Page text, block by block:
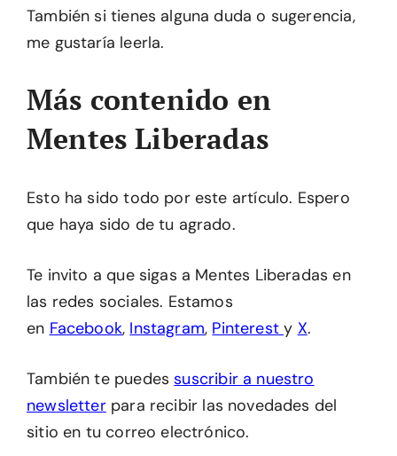
También si tienes alguna duda o sugerencia,
me gustaría leerla.
Más contenido en
Mentes Liberadas
Esto ha sido todo por este artículo. Espero
que haya sido de tu agrado.
Te invito a que sigas a Mentes Liberadas en
las redes sociales. Estamos
en Facebook, Instagram, Pinteresty X.
También te puedessuscribir a nuestro
newsletterpara recibir las novedades del
sitio en tu correo electrónico.